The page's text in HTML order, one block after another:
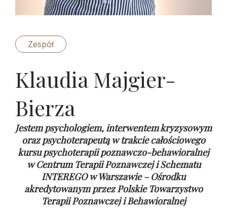
Zespół
Klaudia Majgier-
Bierza
Jestem psychologiem, interwentem kryzysowym
oraz psychoterapeutą w trakcie całościowego
kursu psychoterapii poznawczo-behawioralnej
wCentrum Terapii Poznawczej i Schematu
INTEREGO w Warszawie – Ośrodku
akredytowanym przez Polskie Towarzystwo
Terapii Poznawczej i Behawioralnej